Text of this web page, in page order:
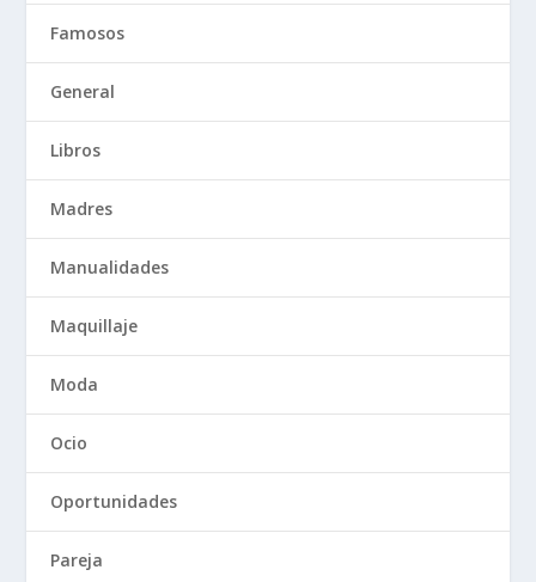
Famosos
General
Libros
Madres
Manualidades
Maquillaje
Moda
Ocio
Oportunidades
Pareja